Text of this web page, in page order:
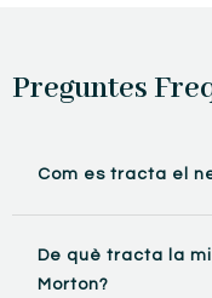
Preguntes
Com es tracta el
De què tracta la
Morton?